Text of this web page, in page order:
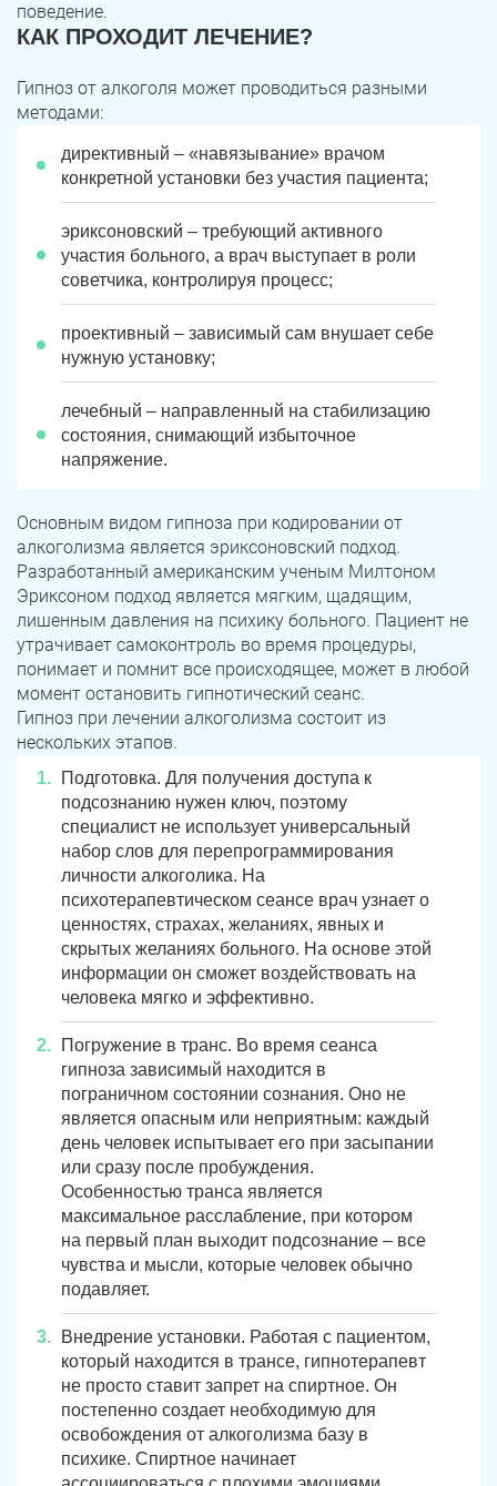
поведение.
КАК ПРОХОДИТ ЛЕЧЕНИЕ?
Гипноз от алкоголя может проводиться разными
методами:
директивный – «навязывание» врачом
конкретной установки без участия пациента;
эриксоновский – требующий активного
участия больного, а врач выступает в роли
советчика, контролируя процесс;
проективный – зависимый сам внушает себе
нужную установку;
лечебный – направленный на стабилизацию
состояния, снимающий избыточное
напряжение.
Основным видом гипноза при кодировании от
алкоголизма является эриксоновский подход.
Разработанный американским ученым Милтоном
Эриксоном подход является мягким, щадящим,
лишенным давления на психику больного. Пациент не
утрачивает самоконтроль во время процедуры,
понимает и помнит все происходящее, может в любой
момент остановить гипнотический сеанс.
Гипноз при лечении алкоголизма состоит из
нескольких этапов.
Подготовка. Для получения доступа к
подсознанию нужен ключ, поэтому
специалист не использует универсальный
набор слов для перепрограммирования
личности алкоголика. На
психотерапевтическом сеансе врач узнает о
ценностях, страхах, желаниях, явных и
скрытых желаниях больного. На основе этой
информации он сможет воздействовать на
человека мягко и эффективно.
Погружение в транс. Во время сеанса
гипноза зависимый находится в
пограничном состоянии сознания. Оно не
является опасным или неприятным: каждый
день человек испытывает его при засыпании
или сразу после пробуждения.
Особенностью транса является
максимальное расслабление, при котором
на первый план выходит подсознание – все
чувства и мысли, которые человек обычно
подавляет.
Внедрение установки. Работая с пациентом,
который находится в трансе, гипнотерапевт
не просто ставит запрет на спиртное. Он
постепенно создает необходимую для
освобождения от алкоголизма базу в
психике. Спиртное начинает
ПОЛУЧИТЬ ПОМОЩЬ
ЗАДАТЬ ВОПРОС
ПОЛУЧИТЬ ПОМОЩЬ
Касли
Челябинск Сим
Красногорский Нязепетровск
Первомайский Карабаш
ПОЛУЧИТЬ ПОМОЩЬ